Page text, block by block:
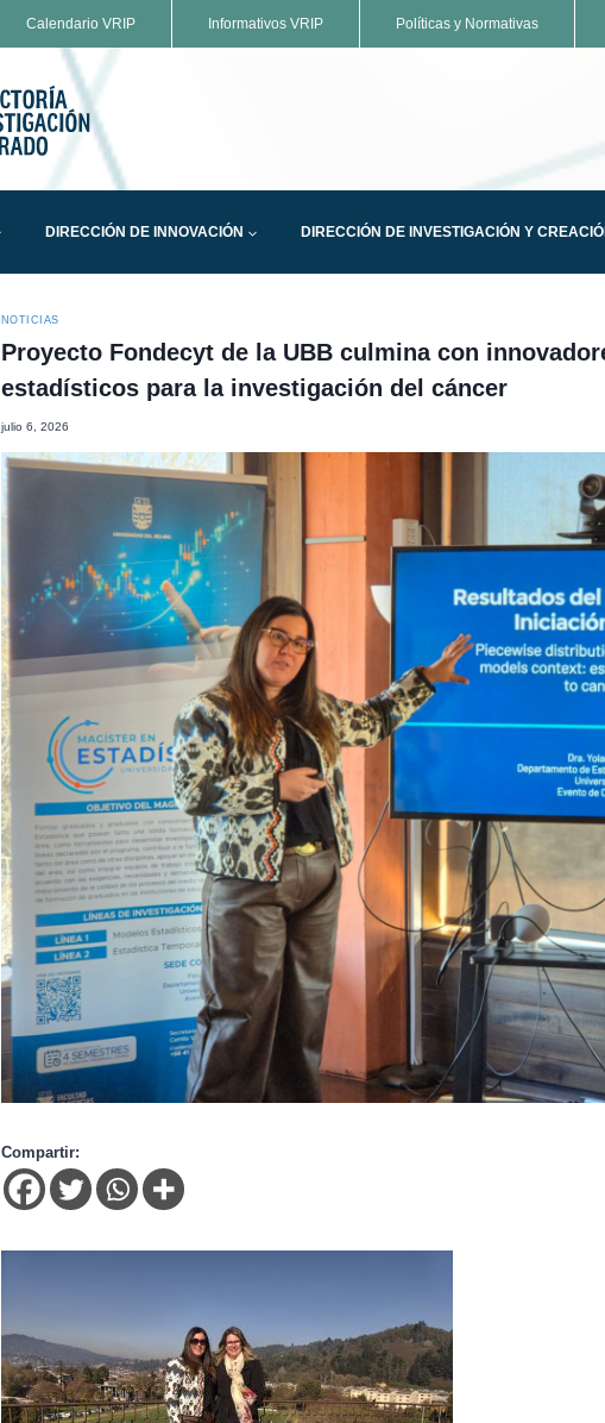
Calendario VRIP Informativos VRIP Políticas y Normativas
DIRECCIÓN DE INNOVACIÓN DIRECCIÓN DE INVESTIGACIÓN Y
NOTICIAS
Proyecto Fondecyt de la UBB culmina con
estadísticos para la investigación del cáncer
julio 6, 2026
Compartir: